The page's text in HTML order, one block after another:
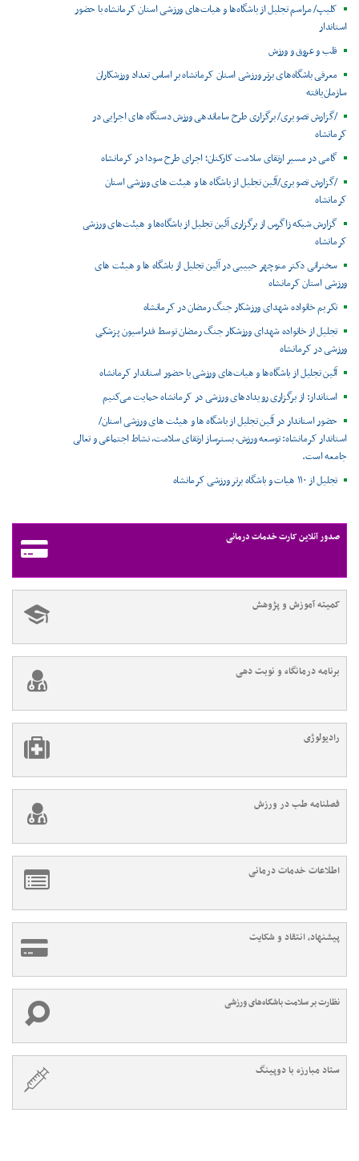
کلیپ/ مراسم تجلیل از باشگاه‌ها و هیات‌های ورزشی استان کرمانشاه با حضور
استاندار
قلب و عروق و ورزش
معرفی باشگاه‌های برتر ورزشی استان کرمانشاه بر اساس تعداد ورزشکاران
سازمان‌یافته
/گزارش تصویری/ برگزاری طرح ساماندهی ورزش دستگاه های اجرایی در
کرمانشاه
گامی در مسیر ارتقای سلامت کارکنان؛ اجرای طرح سودا در کرمانشاه
/گزارش تصویری/آئین تجلیل از باشگاه ها و هیئت های ورزشی استان
کرمانشاه
گزارش شبکه زاگرس از برگزاری آئین تجلیل از باشگاه‌ها و هیئت‌های ورزشی
کرمانشاه
سخنرانی دکتر منوچهر حبیبی در آئین تجلیل از باشگاه ها و هیئت های
ورزشی استان کرمانشاه
تکریم خانواده شهدای ورزشکار جنگ رمضان در کرمانشاه
تجلیل از خانواده شهدای ورزشکار جنگ رمضان توسط فدراسیون پزشکی
ورزشی در کرمانشاه
آئین تجلیل از باشگاه‌ها و هیات‌های ورزشی با حضور استاندار کرمانشاه
استاندار: از برگزاری رویدادهای ورزشی در کرمانشاه حمایت می‌کنیم
حضور استاندار در آئین تجلیل از باشگاه ها و هیئت های ورزشی استان/
استاندار کرمانشاه: توسعه ورزش، بسترساز ارتقای سلامت، نشاط اجتماعی و تعالی
جامعه است.
تجلیل از ۱۱۰ هیات و باشگاه برتر ورزشی کرمانشاه
صدور آنلاین کارت خدمات درمانی
کمیته آموزش و پژوهش
برنامه درمانگاه و نوبت دهی
رادیولوژی
فصلنامه طب در ورزش
اطلاعات خدمات درمانی
پیشنهاد، انتقاد و شکایت
نظارت بر سلامت باشگاه‌های ورزشی
ستاد مبارزه با دوپینگ